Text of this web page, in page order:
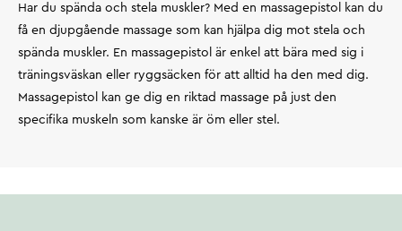
Har du spända och stela muskler? Med en massagepistol kan du
få en djupgående massage som kan hjälpa dig mot stela och
spända muskler. En massagepistol är enkel att bära med sig i
träningsväskan eller ryggsäcken för att alltid ha den med dig.
Massagepistol kan ge dig en riktad massage på just den
specifika muskeln som kanske är öm eller stel.